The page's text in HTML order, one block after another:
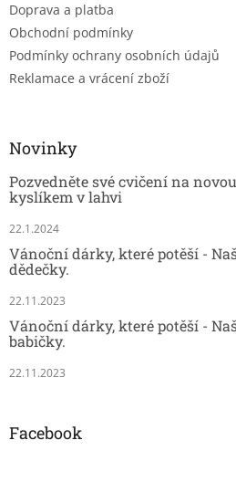
Doprava a platba
Obchodní podmínky
Podmínky ochrany osobních údajů
Reklamace a vrácení zboží
Novinky
Pozvedněte své cvičení na
kyslíkem v lahvi
22.1.2024
Vánoční dárky, které potěší -
dědečky.
22.11.2023
Vánoční dárky, které potěší -
babičky.
22.11.2023
Facebook